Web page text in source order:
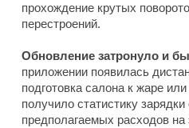
прохождение крутых
перестроений.
Обновление затронуло и
приложении появилась
подготовка салона к жаре
получило статистику
предполагаемых расходов на